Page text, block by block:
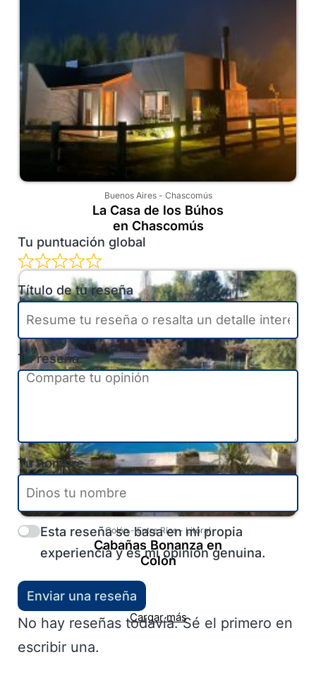
Buenos Aires- Chascomús
La Casa de los Búhos
en Chascomús
Colón-Entre Ríos- Litoral
Cabañas Bonanza en
Colón
Cargar más
Tu puntuación global
Título de tu reseña
Tu reseña
Tu nombre
Esta reseña se basa en mi propia
experiencia y es mi opinión genuina.
Enviar una reseña
No hay reseñas todavía. Sé el primero en
escribir una.